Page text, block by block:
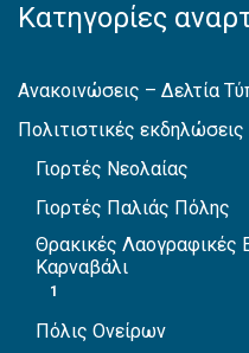
Κατηγορίες
Ανακοινώσεις – Δελτία
Πολιτιστικές εκδηλώσεις
Γιορτές Νεολαίας
Γιορτές Παλιάς Πόλης
Θρακικές Λαογραφικές
Καρναβάλι
1
Πόλις Ονείρων